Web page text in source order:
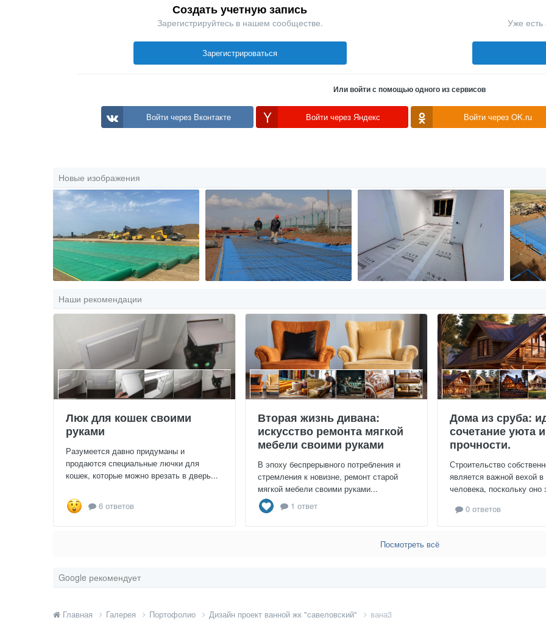
Создать учетную запись
Зарегистрируйтесь в нашем сообществе.
Зарегистрироваться
Уже есть
Или войти с помощью одного из сервисов
Войти через Вконтакте Войти через Яндекс Войти через OK.ru
Новые изображения
Наши рекомендации
Люк для кошек своими
руками
Разумеется давно придуманы и
продаются специальные лючки для
кошек, которые можно врезать в дверь...
6 ответов
Вторая жизнь дивана:
искусство ремонта мягкой
мебели своими руками
В эпоху беспрерывного потребления и
стремления к новизне, ремонт старой
мягкой мебели своими руками...
1 ответ
Дома из сруба:
сочетание уюта и
прочности.
Строительство
является важной вехой
человека, поскольку оно
0 ответов
Посмотреть всё
Google рекомендует
Главная Галерея Портофолио Дизайн проект ванной жк "савеловский" вана3